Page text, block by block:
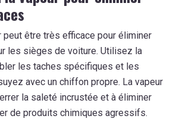
peut être très efficace pour éliminer
les sièges de voiture. Utilisez la
les taches spécifiques et les
avec un chiffon propre. La vapeur
la saleté incrustée et à éliminer
de produits chimiques agressifs.